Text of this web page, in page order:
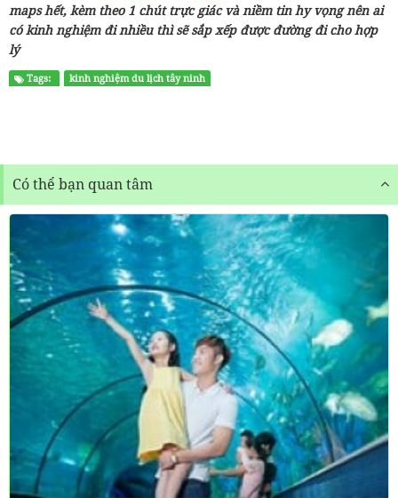
maps hết, kèm theo 1 chút trực giác và niềm tin hy vọng nên ai
có kinh nghiệm đi nhiều thì sẽ sắp xếp được đường đi cho hợp
lý
Tags: kinh nghiệm du lịch tây ninh
Có thể bạn quan tâm